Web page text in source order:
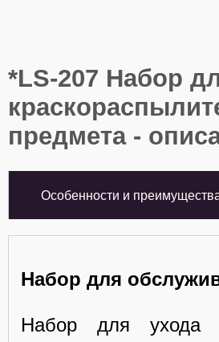
*LS-207 Набор
предмета -
Особенности и
Набор для
Набор для ухода